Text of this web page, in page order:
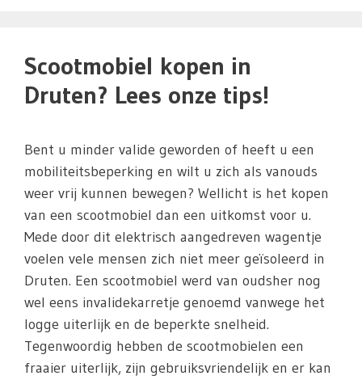
Scootmobiel kopen in
Druten? Lees onze tips!
Bent u minder valide geworden of heeft u een
mobiliteitsbeperking en wilt u zich als vanouds
weer vrij kunnen bewegen? Wellicht is het kopen
van een scootmobiel dan een uitkomst voor u.
Mede door dit elektrisch aangedreven wagentje
voelen vele mensen zich niet meer geïsoleerd in
Druten. Een scootmobiel werd van oudsher nog
wel eens invalidekarretje genoemd vanwege het
logge uiterlijk en de beperkte snelheid.
Tegenwoordig hebben de scootmobielen een
fraaier uiterlijk, zijn gebruiksvriendelijk en er kan